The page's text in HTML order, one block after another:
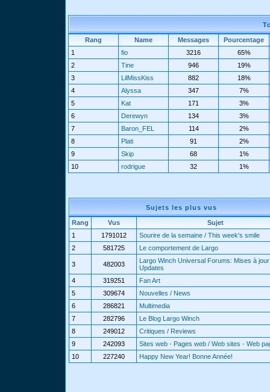
Rang Name Messages
Pourcentage
1
fio 3216
65%
2
Tine 946
19%
3
LilMissKiss 882
18%
4
Alyssa 347
7%
5
Kat 171
3%
6
Derewyn 134
3%
7
Baron_FEL 114
2%
8
Plati 91
2%
9
Skip 68
1%
10
rodrigue 32 1%
Sujets les plus vus
Rang Vus
Sujet
1
1791012
Sourire de la semaine / This week's smile
2
581725 Le comportement de Largo
3 482003
Largo Winch Universal Forums: Mises à
Updates
4
319251
Fan Art
5
309674
Nouvelles / News
6
286821
Multimedia
7
282796
Le Blog Largo Winch
8
249012
Critiques / Reviews
9
242093
Sites web - Pages web / Web sites - Web
10
227240 Happy New Year! Bonne Année!